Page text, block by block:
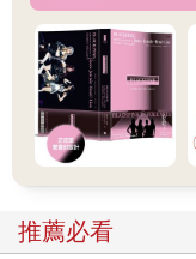
我可以趕上去替她提
等著手機響，手機裡會
「張先生，您是不是
副卡刷爆了，是的，
Ｋ『繃』了。」
如今我一人站在西班牙
再撥，仍然通話中；
推薦必看